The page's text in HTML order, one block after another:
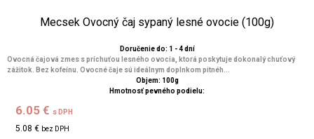
Mecsek Ovocný čaj sypaný lesné ovocie (100g)
Doručenie do: 1 - 4 dní
Ovocná čajová zmes s príchuťou lesného ovocia, ktorá poskytuje dokonalý chuťový
zážitok. Bez kofeínu. Ovocné čaje sú ideálnym doplnkom pitnéh...
Objem: 100g
Hmotnosť pevného podielu:
6.05 € s DPH
5.08 € bez DPH